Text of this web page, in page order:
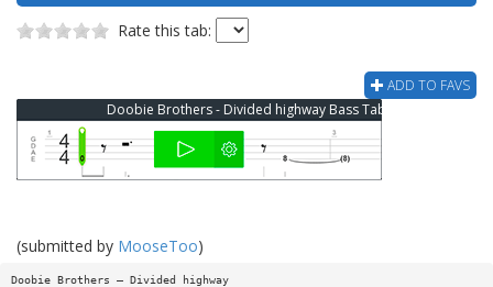
Rate this tab:
ADD TO FAVS
Doobie Brothers - Divided highway Bass Tab
(submitted by MooseToo)
Doobie Brothers – Divided highway